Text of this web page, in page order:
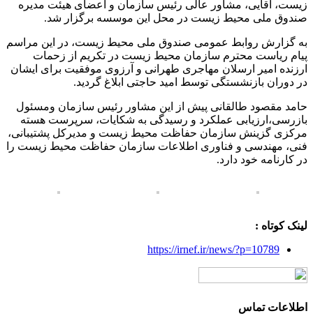
زیست، آقایی، مشاور عالی رئیس سازمان و اعضای هیئت مدیره
صندوق ملی محیط زیست در محل این موسسه برگزار شد.
به گزارش روابط عمومی صندوق ملی محیط زیست، در این مراسم
پیام ریاست محترم سازمان محیط زیست در تکریم از زحمات
ارزنده امیر ارسلان مهاجری طهرانی و آرزوی موفقیت برای ایشان
در دوران بازنشستگی توسط امید حاجتی ابلاغ گردید.
حامد مقصود طالقانی پیش از این مشاور رئیس سازمان ومسئول
بازرسی،ارزیابی عملکرد و رسیدگی به شکایات، سرپرست هسته
مرکزی گزینش سازمان حفاظت محیط زیست و مدیرکل پشتیبانی،
فنی، مهندسی و فناوری اطلاعات سازمان حفاظت محیط زیست را
در کارنامه خود دارد.
لینک کوتاه :
https://irnef.ir/news/?p=10789
اطلاعات تماس